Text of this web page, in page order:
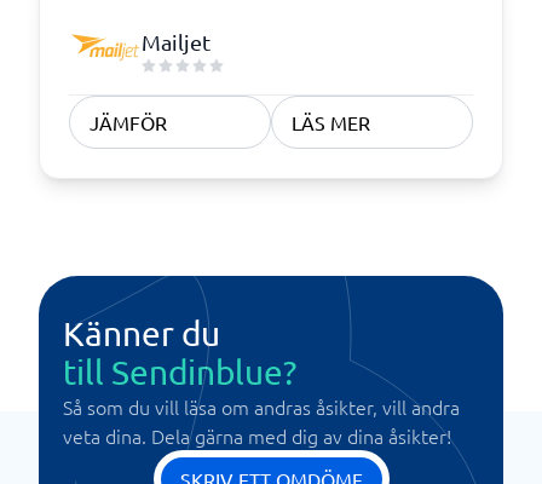
Mailjet
JÄMFÖR LÄS MER
Känner du
till Sendinblue?
Så som du vill läsa om andras åsikter, vill andra
veta dina. Dela gärna med dig av dina åsikter!
SKRIV ETT OMDÖME